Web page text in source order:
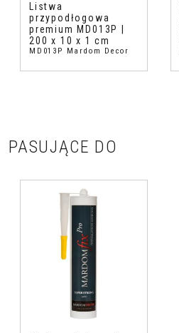
Listwa
przypodłogowa
premium MD013P |
200 x 10 x 1 cm
MD013P Mardom Decor
PASUJĄCE DO